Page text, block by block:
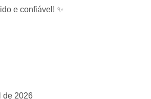
e confiável! ✨
de 2026